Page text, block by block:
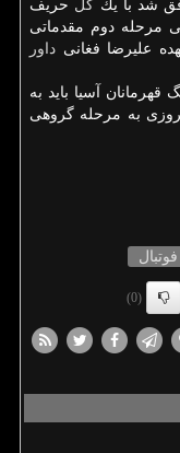
شد با یك گل حریف
مرحله دوم مقدماتی
علیرضا فغانی داور
قهرمانان آسیا باید به
به مرحله گروهی
فوتبال
(0)